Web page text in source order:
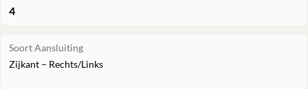
4
Soort Aansluiting
Zijkant – Rechts/Links